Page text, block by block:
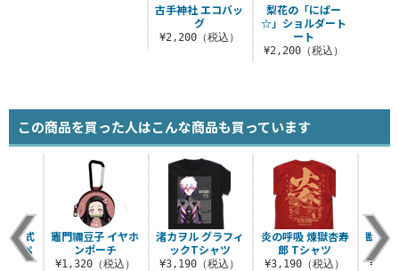
古手神社 エコバッ
グ
¥2,200（税込）
梨花の「にぱー
☆」ショルダート
ート
¥2,200（税込）
この商品を買った人はこんな商品も買っています
渚カヲル グラフィ
ックTシャツ
¥3,190（税込）
炎の呼吸 煉獄杏寿
郎 Tシャツ
¥3,190（税込）
獣の
助
着式
ッペ
竈門禰豆子 イヤホ
ンポーチ
¥1,320（税込）